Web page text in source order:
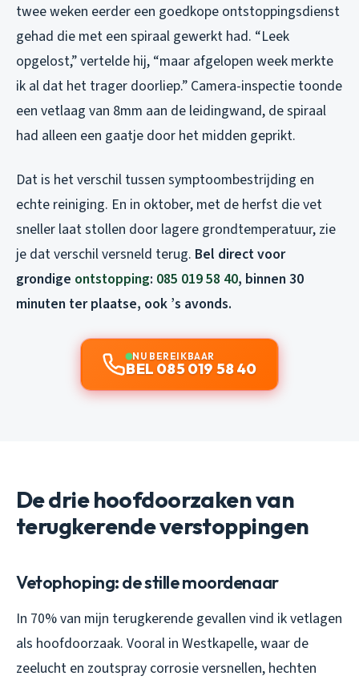
twee weken eerder een goedkope ontstoppingsdienst
gehad die met een spiraal gewerkt had. “Leek
opgelost,” vertelde hij, “maar afgelopen week merkte
ik al dat het trager doorliep.” Camera-inspectie toonde
een vetlaag van 8mm aan de leidingwand, de spiraal
had alleen een gaatje door het midden geprikt.
Dat is het verschil tussen symptoombestrijding en
echte reiniging. En in oktober, met de herfst die vet
sneller laat stollen door lagere grondtemperatuur, zie
je dat verschil versneld terug. Bel direct voor
grondige ontstopping: 085 019 58 40, binnen 30
minuten ter plaatse, ook ’s avonds.
NU BEREIKBAAR
BEL 085 019 58 40
De drie hoofdoorzaken van
terugkerende verstoppingen
Vetophoping: de stille moordenaar
In 70% van mijn terugkerende gevallen vind ik vetlagen
als hoofdoorzaak. Vooral in Westkapelle, waar de
zeelucht en zoutspray corrosie versnellen, hechten